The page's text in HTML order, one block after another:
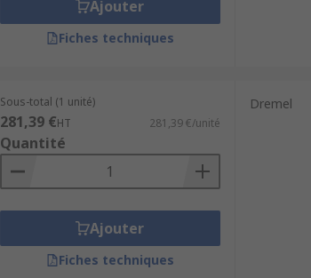
Ajouter
Fiches techniques
Sous-total (1 unité)
281,39 €HT 281,39 €/unité
Quantité
Ajouter
Fiches techniques
Dremel